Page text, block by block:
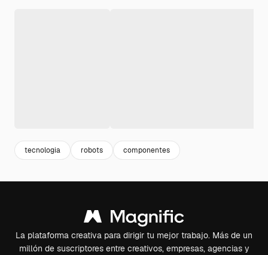
tecnologia robots componentes
La plataforma creativa para dirigir tu mejor trabajo. Más de un
millón de suscriptores entre creativos, empresas, agencias y